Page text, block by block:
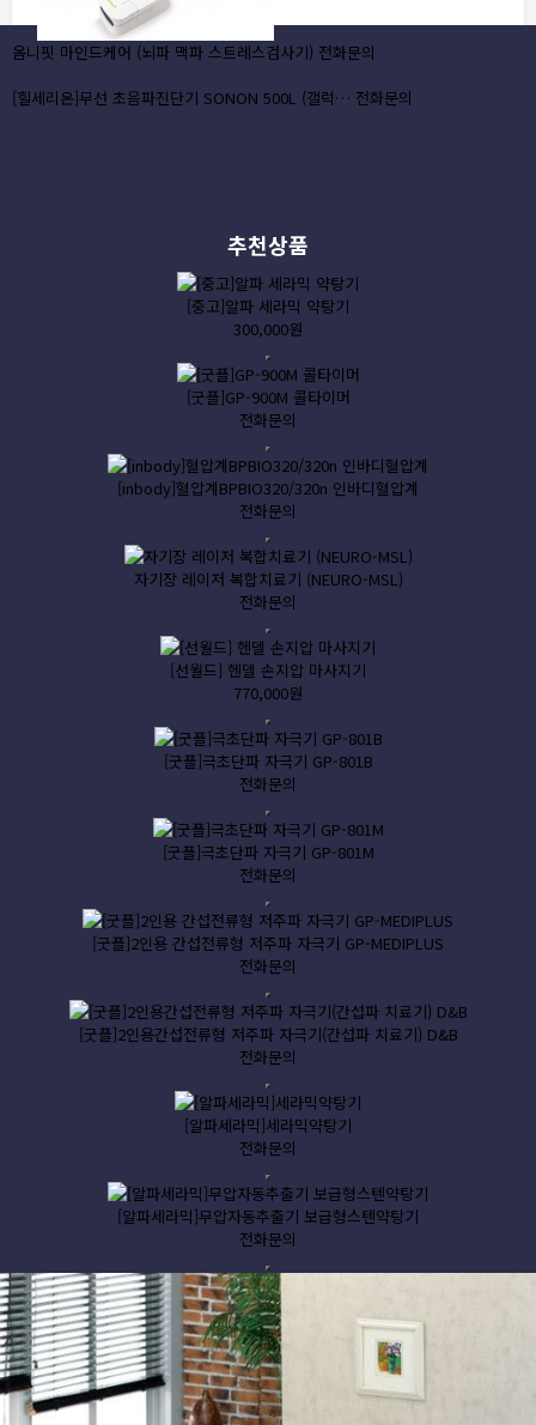
옴니핏 마인드케어 (뇌파 맥파 스트레스검사기) 전화문의
[힐세리온]무선 초음파진단기 SONON 500L (갤럭… 전화문의
추천상품
[중고]알파 세라믹 약탕기
300,000원
[굿플]GP-900M 콜타이머
전화문의
[inbody]혈압계BPBIO320/320n 인바디혈압계
전화문의
자기장 레이저 복합치료기 (NEURO-MSL)
전화문의
[선월드] 헨델 손지압 마사지기
770,000원
[굿플]극초단파 자극기 GP-801B
전화문의
[굿플]극초단파 자극기 GP-801M
전화문의
[굿플]2인용 간섭전류형 저주파 자극기 GP-MEDIPLUS
전화문의
[굿플]2인용간섭전류형 저주파 자극기(간섭파 치료기) D&B
전화문의
[알파세라믹]세라믹약탕기
전화문의
[알파세라믹]무압자동추출기 보급형스텐약탕기
전화문의